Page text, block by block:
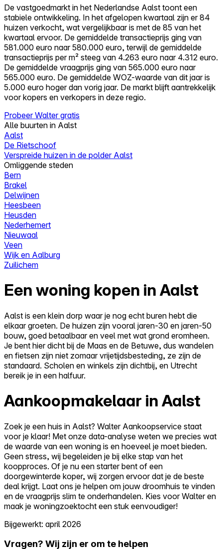
Alles-in-één
Reviews
Prijzen
Log in
Probeer Walter gratis
De vastgoedmarkt in het Nederlandse Aalst toont een
stabiele ontwikkeling. In het afgelopen kwartaal zijn er 84
huizen verkocht, wat vergelijkbaar is met de 85 van het
kwartaal ervoor. De gemiddelde transactieprijs ging van
581.000 euro naar 580.000 euro, terwijl de gemiddelde
transactieprijs per m² steeg van 4.263 euro naar 4.312 euro.
De gemiddelde vraagprijs ging van 565.000 euro naar
565.000 euro. De gemiddelde WOZ-waarde van dit jaar is
5.000 euro hoger dan vorig jaar. De markt blijft aantrekkelijk
voor kopers en verkopers in deze regio.
Probeer Walter gratis
Alle buurten in Aalst
Aalst
De Rietschoof
Verspreide huizen in de polder Aalst
Omliggende steden
Bern
Brakel
Delwijnen
Heesbeen
Heusden
Nederhemert
Nieuwaal
Veen
Wijk en Aalburg
Zuilichem
Een woning kopen in Aalst
Aalst is een klein dorp waar je nog echt buren hebt die
elkaar groeten. De huizen zijn vooral jaren-30 en jaren-50
bouw, goed betaalbaar en veel met wat grond eromheen.
Je bent hier dicht bij de Maas en de Betuwe, dus wandelen
en fietsen zijn niet zomaar vrijetijdsbesteding, ze zijn de
standaard. Scholen en winkels zijn dichtbij, en Utrecht
bereik je in een halfuur.
Aankoopmakelaar in Aalst
Zoek je een huis in Aalst? Walter Aankoopservice staat
voor je klaar! Met onze data-analyse weten we precies wat
de waarde van een woning is en hoeveel je moet bieden.
Geen stress, wij begeleiden je bij elke stap van het
koopproces. Of je nu een starter bent of een
doorgewinterde koper, wij zorgen ervoor dat je de beste
deal krijgt. Laat ons je helpen om jouw droomhuis te vinden
en de vraagprijs slim te onderhandelen. Kies voor Walter en
maak je woningzoektocht een stuk eenvoudiger!
Bijgewerkt: april 2026
Vragen? Wij zijn er om te helpen